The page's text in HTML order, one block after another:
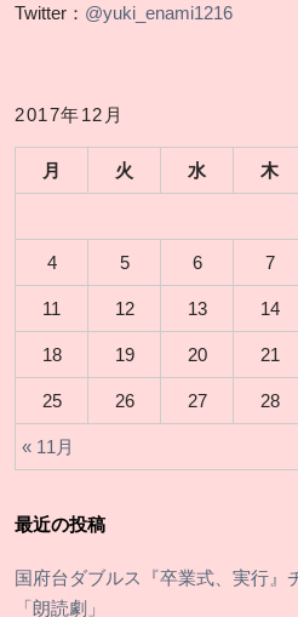
Twitter： @yuki_enami1216
2017年12月
月 火 水 木
« 11月
4 5 6 7
11 12 13 14
18 19 20 21
25 26 27 28
最近の投稿
国府台ダブルス『卒業式、実行』
「朗読劇」